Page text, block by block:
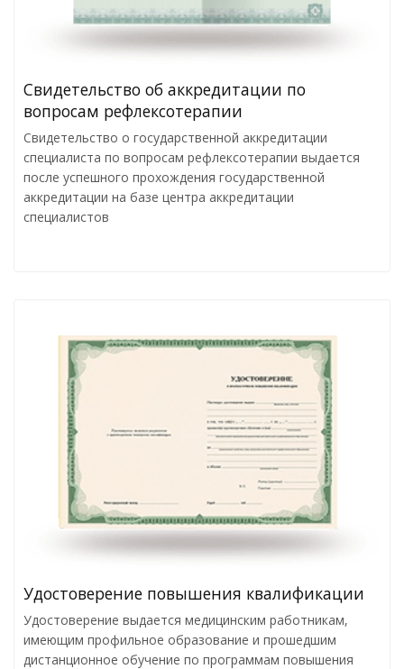
Cвидетельство об аккредитации по
вопросам рефлексотерапии
Свидетельство о государственной аккредитации
специалиста по вопросам рефлексотерапии выдается
после успешного прохождения государственной
аккредитации на базе центра аккредитации
специалистов
Удостоверение повышения квалификации
Удостоверение выдается медицинским работникам,
имеющим профильное образование и прошедшим
дистанционное обучение по программам повышения